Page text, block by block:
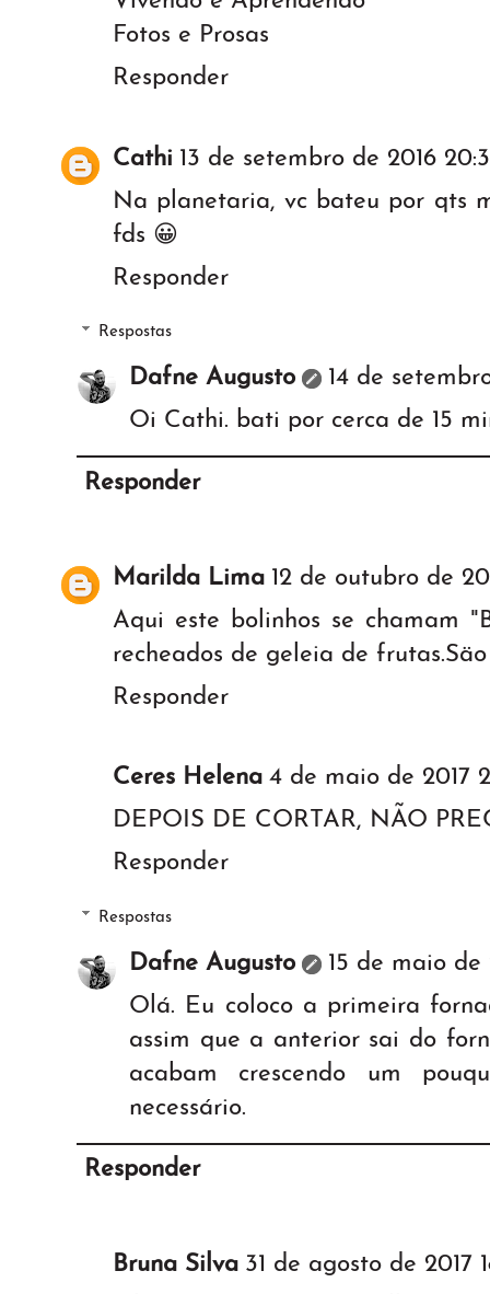
Fotos e Prosas
Responder
Cathi 13 de setembro de 2016
Na planetaria, vc bateu por qts
fds 😀
Responder
Respostas
Dafne Augusto
14 de
Oi Cathi. bati por cerca de 15
Responder
Marilda Lima 12 de outubro de
Aqui este bolinhos se chamam
recheados de geleia de
Responder
Ceres Helena 4 de maio de 2017
DEPOIS DE CORTAR, NÃO
Responder
Respostas
Dafne Augusto
15 de maio de
Olá. Eu coloco a primeira
assim que a anterior sai do
acabam crescendo um
necessário.
Responder
Bruna Silva 31 de agosto de 2017